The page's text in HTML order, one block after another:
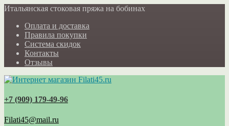
Итальянская стоковая пряжа на бобинах
Оплата и доставка
Правила покупки
Система скидок
Контакты
Отзывы
+7 (909) 179‑49-96
Filati45@mail.ru